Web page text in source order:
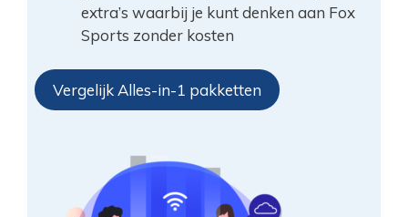
extra’s waarbij je kunt denken aan Fox
Sports zonder kosten
Vergelijk Alles-in-1 pakketten